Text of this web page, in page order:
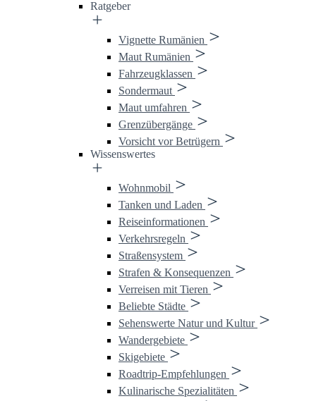
Ratgeber
Vignette Rumänien
Maut Rumänien
Fahrzeugklassen
Sondermaut
Maut umfahren
Grenzübergänge
Vorsicht vor Betrügern
Wissenswertes
Wohnmobil
Tanken und Laden
Reiseinformationen
Verkehrsregeln
Straßensystem
Strafen & Konsequenzen
Verreisen mit Tieren
Beliebte Städte
Sehenswerte Natur und Kultur
Wandergebiete
Skigebiete
Roadtrip-Empfehlungen
Kulinarische Spezialitäten